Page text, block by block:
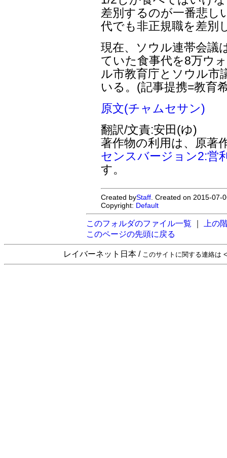
差別するのが一番悲し
代でも非正規職を差別
現在、ソウル連帯会議
ていた食事代を8万ウ
ル市教育庁とソウル市
いる。(記事提携=教育
原文(チャムセサン)
翻訳/文責:安田(ゆ)
著作物の利用は、原著
センスバージョン2:営
す。
Created byStaff . Created on 2015-
Copyright: Default
このフォルダのファイル一覧
上の
このページの先頭に戻る
レイバーネット日本 / このサイトに関する連絡は